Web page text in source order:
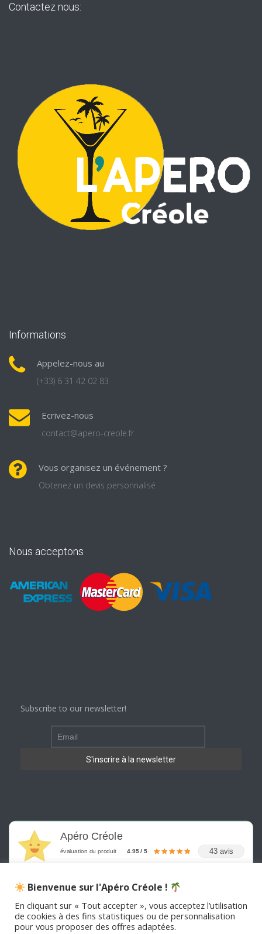
Contactez nous:
Informations
Appelez-nous au
(+33) 6 31 42 02 83
Ecrivez-nous
contact@apero-creole.fr
Vous organisez un événement ?
Obtenez un devis personnalisé
Nous acceptons
Subscribe to our newsletter!
Apéro Créole
évaluation du produit 4.95 / 5 43 avis
©2026 APERO CREOLE . Tous les droits sont réservés
Bienvenue sur l'Apéro Créole !
En cliquant sur « Tout accepter », vous acceptez l’utilisation
de cookies à des fins statistiques ou de personnalisation
pour vous proposer des offres adaptées.